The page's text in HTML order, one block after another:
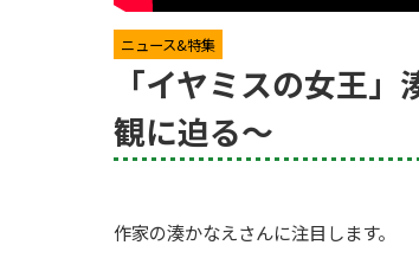
ニュース&特集
「イヤミスの女王
観に迫る～
作家の湊かなえさんに注目します。